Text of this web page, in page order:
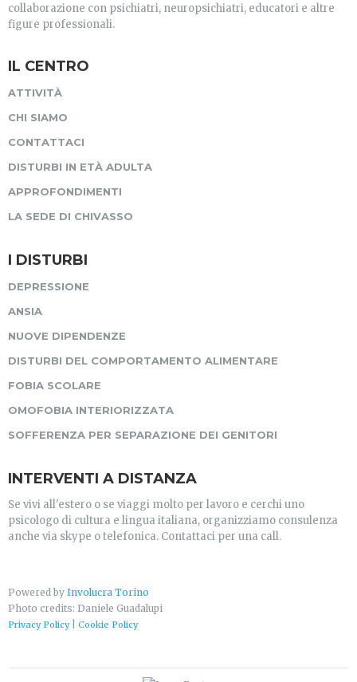
collaborazione con psichiatri, neuropsichiatri, educatori e altre
figure professionali.
IL CENTRO
ATTIVITÀ
CHI SIAMO
CONTATTACI
DISTURBI IN ETÀ ADULTA
APPROFONDIMENTI
LA SEDE DI CHIVASSO
I DISTURBI
DEPRESSIONE
ANSIA
NUOVE DIPENDENZE
DISTURBI DEL COMPORTAMENTO ALIMENTARE
FOBIA SCOLARE
OMOFOBIA INTERIORIZZATA
SOFFERENZA PER SEPARAZIONE DEI GENITORI
INTERVENTI A DISTANZA
Se vivi all'estero o se viaggi molto per lavoro e cerchi uno
psicologo di cultura e lingua italiana, organizziamo consulenza
anche via skype o telefonica. Contattaci per una call.
Powered by Involucra Torino
Photo credits: Daniele Guadalupi
Privacy Policy| Cookie Policy